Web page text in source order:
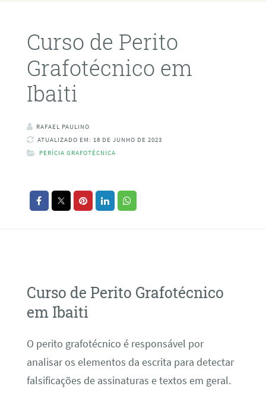
Curso de Perito
Grafotécnico em
Ibaiti
RAFAEL PAULINO
ATUALIZADO EM: 18 DE JUNHO DE 2023
PERÍCIA GRAFOTÉCNICA
Curso de Perito Grafotécnico
em Ibaiti
O perito grafotécnico é responsável por
analisar os elementos da escrita para detectar
falsificações de assinaturas e textos em geral.